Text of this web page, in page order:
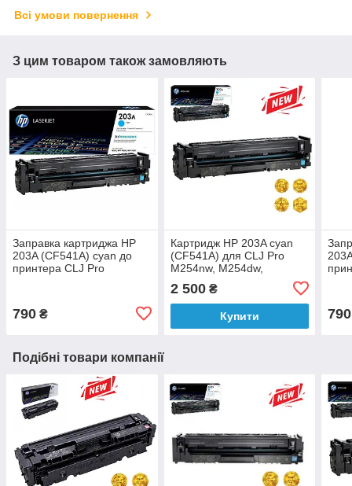
Всі умови повернення
З цим товаром також замовляють
Заправка картриджа HP
203A (CF541A) cyan до
принтера CLJ Pro
790 ₴
Картридж HP 203A cyan
(CF541A) для CLJ Pro
M254nw, M254dw,
M281fdw аналог
2 500₴
Купити 790
Подібні товари компанії